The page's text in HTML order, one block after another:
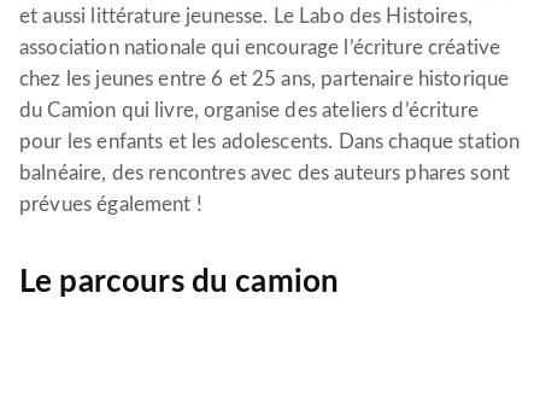
et aussi littérature jeunesse. Le Labo des Histoires,
association nationale qui encourage l’écriture créative
chez les jeunes entre 6 et 25 ans, partenaire historique
du Camion qui livre, organise des ateliers d’écriture
pour les enfants et les adolescents. Dans chaque station
balnéaire, des rencontres avec des auteurs phares sont
prévues également !
Le parcours du camion